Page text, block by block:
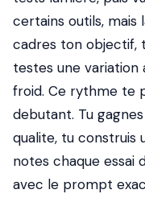
certains outils, mais
cadres ton objectif,
testes une variation
froid. Ce rythme te
debutant. Tu
qualite, tu construis
notes chaque essai
avec le prompt